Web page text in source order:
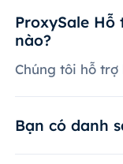
ProxySale
nào?
Chúng tôi hỗ trợ
Bạn có danh